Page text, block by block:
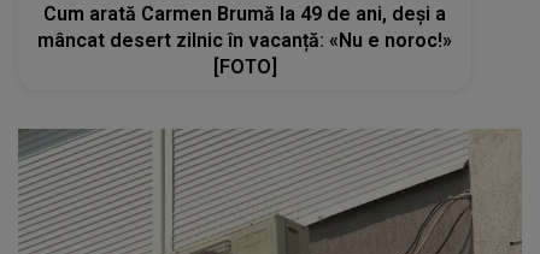
Cum arată Carmen Brumă la 49 de ani, deși a
mâncat desert zilnic în vacanță: «Nu e noroc!»
[FOTO]